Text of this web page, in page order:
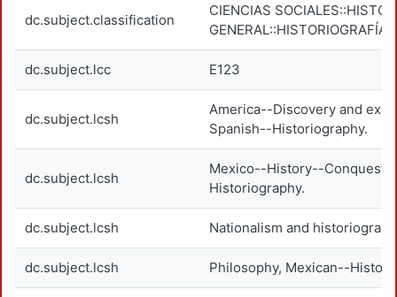
dc.subject.classification
CIENCIAS
GENERAL::HISTORIOGRAFÍA
dc.subject.lcc E123
dc.subject.lcsh
America--Discovery and
Spanish--Historiography.
dc.subject.lcsh
Mexico--History--Conquest,
Historiography.
dc.subject.lcsh Nationalism and
dc.subject.lcsh Philosophy, Mexican--